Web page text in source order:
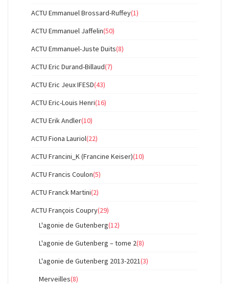
ACTU Emmanuel Brossard-Ruffey(1)
ACTU Emmanuel Jaffelin(50)
ACTU Emmanuel-Juste Duits(8)
ACTU Eric Durand-Billaud(7)
ACTU Eric Jeux IFESD(43)
ACTU Eric-Louis Henri(16)
ACTU Erik Andler(10)
ACTU Fiona Lauriol(22)
ACTU Francini_K (Francine Keiser)(10)
ACTU Francis Coulon(5)
ACTU Franck Martini(2)
ACTU François Coupry(29)
L'agonie de Gutenberg(12)
L'agonie de Gutenberg – tome 2(8)
L'agonie de Gutenberg 2013-2021(3)
Merveilles(8)